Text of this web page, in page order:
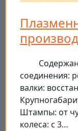
соединения:
валки:
Штампы: от
колеса: с 3…